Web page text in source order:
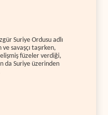
Suriye Ordusu adlı
savaşçı taşırken,
füzeler verdiği,
da Suriye üzerinden